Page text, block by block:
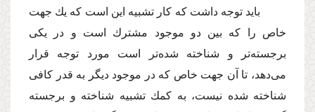
باید توجه داشت كه كار تشبیه این است كه یك جهت
خاص را كه بین دو موجود مشترك است و در یكى
برجسته‌تر و شناخته شده‌تر است مورد توجه قرار
مى‌دهد، تا آن جهت خاص كه در موجود دیگر به قدر كافى
شناخته شده نیست، به كمك تشبیه شناخته و برجسته